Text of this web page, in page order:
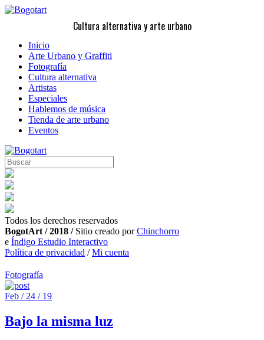
Cultura alternativa y arte urbano
Inicio
Arte Urbano y Graffiti
Fotografía
Cultura alternativa
Artistas
Especiales
Hablemos de música
Tienda de arte urbano
Eventos
Todos los derechos reservados
BogotArt / 2018 /Sitio creado porChinchorro
e Índigo Estudio Interactivo
Política de privacidad /Mi cuenta
Fotografía
Feb / 24 / 19
Bajo la misma luz